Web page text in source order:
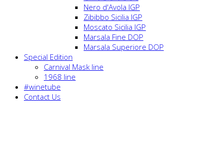
Nero d'Avola IGP
Zibibbo Sicilia IGP
Moscato Sicilia IGP
Marsala Fine DOP
Marsala Superiore DOP
Special Edition
Carnival Mask line
1968 line
#winetube
Contact Us